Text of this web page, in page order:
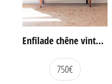
Enfilade chêne vintage portes coulissantes
750€